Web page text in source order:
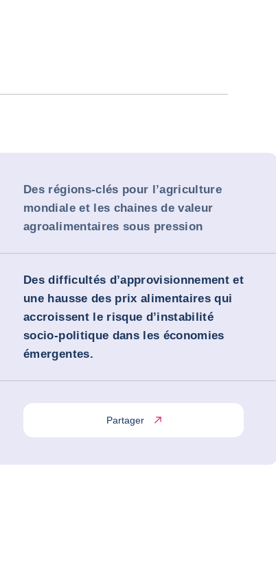
Des régions-clés pour l’agriculture
mondiale et les chaines de valeur
agroalimentaires sous pression
Des difficultés d’approvisionnement et
une hausse des prix alimentaires qui
accroissent le risque d’instabilité
socio-politique dans les économies
émergentes.
Partager